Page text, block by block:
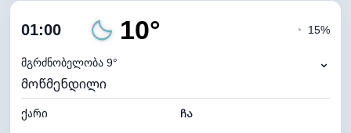
ღრუბლიანობა
ნამის წერტილი
ხილვადობა
განათების ინდექსი 0 (ბნელი)
01:00 10°
მგრძნობელობა 9°
◔ 15%
⌄
მოწმენდილი
ქარი
ჩა